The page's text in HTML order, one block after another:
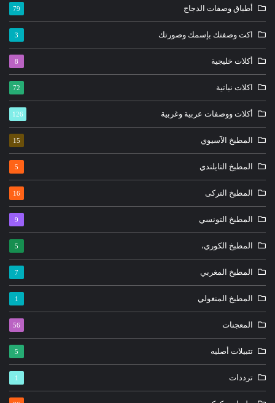
أطباق وصفات الدجاج 79
اكت وصفتك بإسمك وصورتك 3
أكلات خليجية 8
اكلات نباتية 72
أكلات ووصفات عربية وغربية 126
المطبخ الآسيوي 15
المطبخ التايلندي 5
المطبخ التركى 16
المطبخ التونسي 9
المطبخ الكوري، 5
المطبخ المغربي 7
المطبخ المنغولي 1
المعجنات 56
تتبيلات أصليه 5
ترددات 1